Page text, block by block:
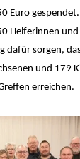
Euro
Helferinnen
dafür sorgen,
und 179
erreichen.